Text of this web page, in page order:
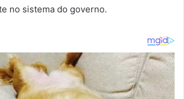
no sistema do governo.